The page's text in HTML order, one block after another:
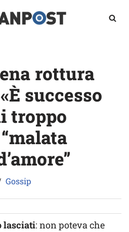
rottura
successo
troppo
Gossip
lasciati: non poteva che